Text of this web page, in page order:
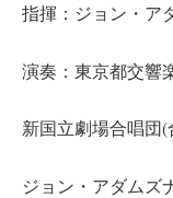
指揮：ジョン・ア
演奏：東京都交響
新国立劇場合唱団
ジョン・アダムズ